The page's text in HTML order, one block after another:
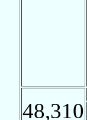
48,310